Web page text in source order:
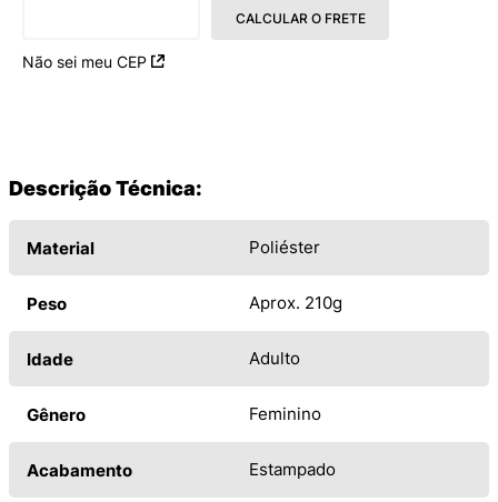
Não sei meu CEP
CALCULAR O FRETE
Descrição Técnica:
Material Poliéster
Peso Aprox. 210g
Idade Adulto
Gênero Feminino
Acabamento Estampado